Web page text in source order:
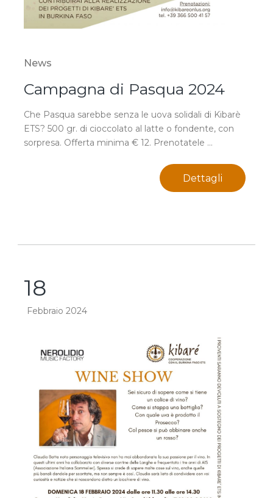
News
Campagna di Pasqua 2024
Che Pasqua sarebbe senza le uova solidali di Kibarè
ETS? 500 gr. di cioccolato al latte o fondente, con
sorpresa. Offerta minima € 12. Prenotatele ...
Dettagli
18
Febbraio 2024